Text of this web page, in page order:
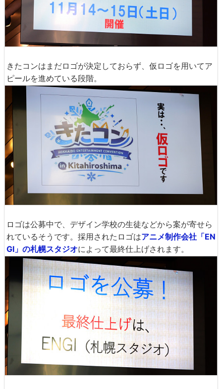
きたコンはまだロゴが決定しておらず、仮ロゴを用いてア
ピールを進めている段階。
ロゴは公募中で、デザイン学校の生徒などから案が寄せら
れているそうです。採用されたロゴはアニメ制作会社「EN
GI」の札幌スタジオによって最終仕上げされます。